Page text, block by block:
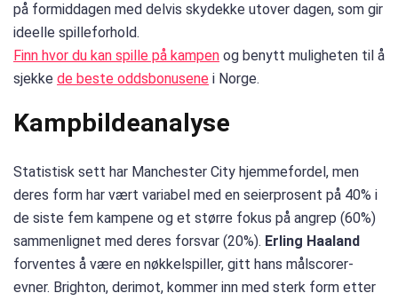
på formiddagen med delvis skydekke utover dagen, som gir
ideelle spilleforhold.
Finn hvor du kan spille på kampen og benytt muligheten til å
sjekke de beste oddsbonusene i Norge.
Kampbildeanalyse
Statistisk sett har Manchester City hjemmefordel, men
deres form har vært variabel med en seierprosent på 40% i
de siste fem kampene og et større fokus på angrep (60%)
sammenlignet med deres forsvar (20%). Erling Haaland
forventes å være en nøkkelspiller, gitt hans målscorer-
evner. Brighton, derimot, kommer inn med sterk form etter